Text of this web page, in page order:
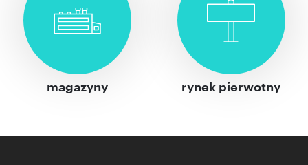
magazyny rynek pierwotny